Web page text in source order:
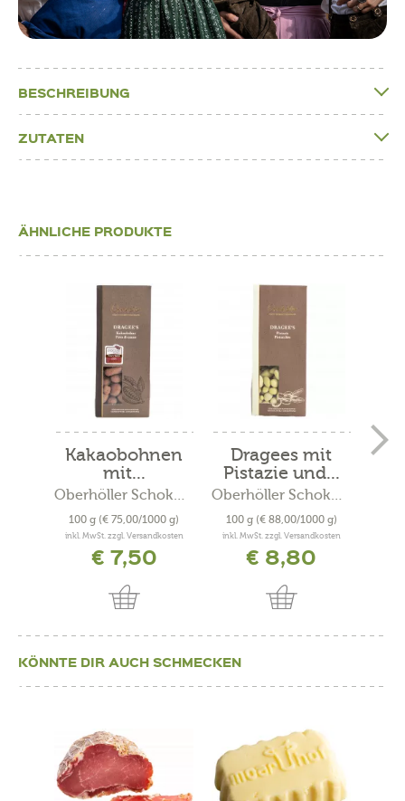
BESCHREIBUNG
ZUTATEN
ÄHNLICHE PRODUKTE
Kakaobohnen
mit...
Oberhöller Schokolade
100 g (€ 75,00/1000 g)
inkl. MwSt. zzgl. Versandkosten
€ 7,50
Dragees mit
Pistazie und...
Oberhöller Schokolade
100 g (€ 88,00/1000 g)
inkl. MwSt. zzgl. Versandkosten
€ 8,80
KÖNNTE DIR AUCH SCHMECKEN